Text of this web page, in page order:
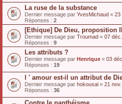
La ruse de la substance
Dernier message par YvesMichaud « 23
Réponses : 2
[Ethique] De Dieu, proposition II
Dernier message par Troumad « 07
Réponses : 9
Les attributs ?
Dernier message par Henrique « 03
Réponses : 19
l ' amour est-il un attribut de
Dernier message par hokousai « 21
Réponses : 36